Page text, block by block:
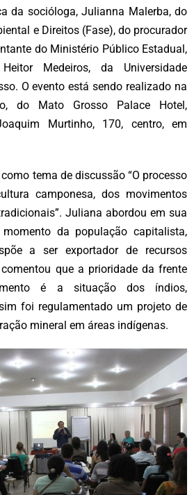
da socióloga, Julianna Malerba, do
e Direitos (Fase), do procurador
do Ministério Público Estadual,
Medeiros, da Universidade
O evento está sendo realizado na
do Mato Grosso Palace Hotel,
Murtinho, 170, centro, em
tema de discussão “O processo
camponesa, dos movimentos
Juliana abordou em sua
da população capitalista,
a ser exportador de recursos
que a prioridade da frente
é a situação dos índios,
foi regulamentado um projeto de
mineral em áreas indígenas.